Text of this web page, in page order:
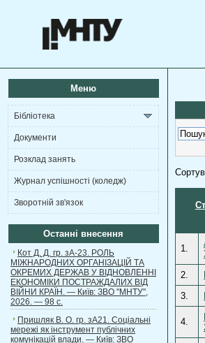
Меню
Бібліотека
Документи
Розклад занять
Журнал успішності (коледж)
Зворотній зв'язок
Останні внесення
Кот Д. Д. гр. зА-23. РОЛЬ
МІЖНАРОДНИХ ОРГАНІЗАЦІЙ ТА
ОКРЕМИХ ДЕРЖАВ У ВІДНОВЛЕННІ
ЕКОНОМІКИ ПОСТРАЖДАЛИХ ВІД
ВІЙНИ КРАЇН. — Київ: ЗВО "МНТУ",
2026. — 98 с.
Пришляк В. О. гр. зА21. Соціальні
мережі як інструмент публічних
комунікацій влади. — Київ: ЗВО
1.
2.
3.
4.